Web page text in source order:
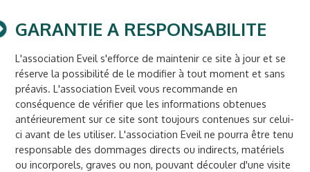
GARANTIE A RESPONSABILITE
L'association Eveil s'efforce de maintenir ce site à jour et se
réserve la possibilité de le modifier à tout moment et sans
préavis. L'association Eveil vous recommande en
conséquence de vérifier que les informations obtenues
antérieurement sur ce site sont toujours contenues sur celui-
ci avant de les utiliser. L'association Eveil ne pourra être tenu
responsable des dommages directs ou indirects, matériels
ou incorporels, graves ou non, pouvant découler d'une visite